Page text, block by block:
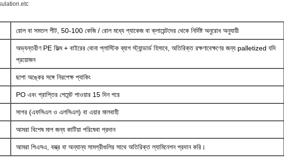
রোল বা সমতল শীট, 50-100 কেজি / রোল মধ্যে প্যাকেজ বা ক্লায়েন্টদের থেকে নির্দিষ্ট অনুরোধ অনুযায়ী
অভ্যন্তরীণ PE ফিল্ম + বাইরের বোনা প্লাস্টিক ব্যাগ স্ট্যান্ডার্ড হিসাবে, অতিরিক্ত রক্ষণাবেক্ষণের জন্য palletized যদি
প্রয়োজন
ছাপা অঙ্কের সঙ্গে নিরপেক্ষ প্যাকিং
PO এবং প্রাপ্তির পেমেন্ট পাওয়ার 15 দিন পরে
সাগর (এফসিএল ও এলসিএল) বা এয়ার মালবাহী
আমরা বিশেষ মাপ জন্য কাটিয়া পরিষেবা প্রদান
আমরা পিএসএ, বস্ত্র বা অন্যান্য সামগ্রীগুলির সাথে অতিরিক্ত ল্যামিনেশন প্রদান করি।